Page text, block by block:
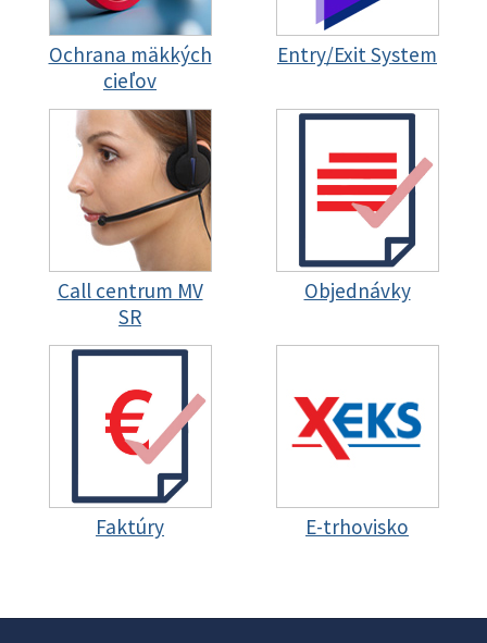
Ochrana mäkkých
cieľov
Entry/Exit System
Call centrum MV
SR
Objednávky
Faktúry E-trhovisko